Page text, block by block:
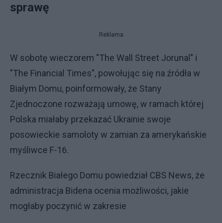
sprawę
Reklama
W sobotę wieczorem "The Wall Street Jorunal" i
"The Financial Times", powołując się na źródła w
Białym Domu, poinformowały, że Stany
Zjednoczone rozważają umowę, w ramach której
Polska miałaby przekazać Ukrainie swoje
posowieckie samoloty w zamian za amerykańskie
myśliwce F-16.
Rzecznik Białego Domu powiedział CBS News, że
administracja Bidena ocenia możliwości, jakie
mogłaby poczynić w zakresie